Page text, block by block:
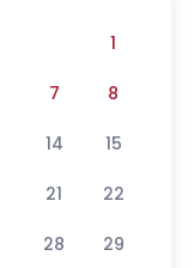
1
7 8
14 15
21 22
28 29